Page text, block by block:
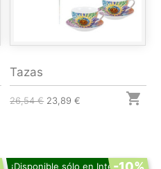
Tazas
26,54 € 23,89 € 
¡Disponible sólo en Internet!